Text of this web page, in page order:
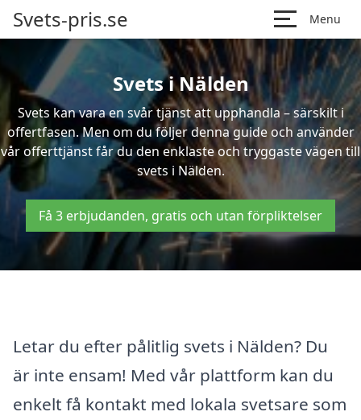
Svets-pris.se Menu
Svets i Nälden
Svets kan vara en svår tjänst att upphandla – särskilt i
offertfasen. Men om du följer denna guide och använder
vår offerttjänst får du den enklaste och tryggaste vägen till
svets i Nälden.
Få 3 erbjudanden, gratis och utan förpliktelser
Letar du efter pålitlig svets i Nälden? Du
är inte ensam! Med vår plattform kan du
enkelt få kontakt med lokala svetsare som